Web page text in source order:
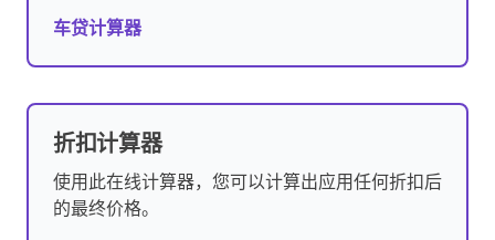
车贷计算器
折扣计算器
使用此在线计算器，您可以计算出应用任何折扣后
的最终价格。